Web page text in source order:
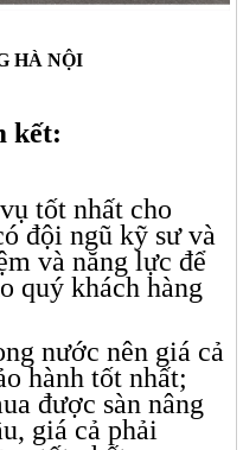
HÀ NỘI
kết:
tốt nhất cho
đội ngũ kỹ sư và
và năng lực để
quý khách hàng
nước nên giá cả
hành tốt nhất;
được sàn nâng
giá cả phải